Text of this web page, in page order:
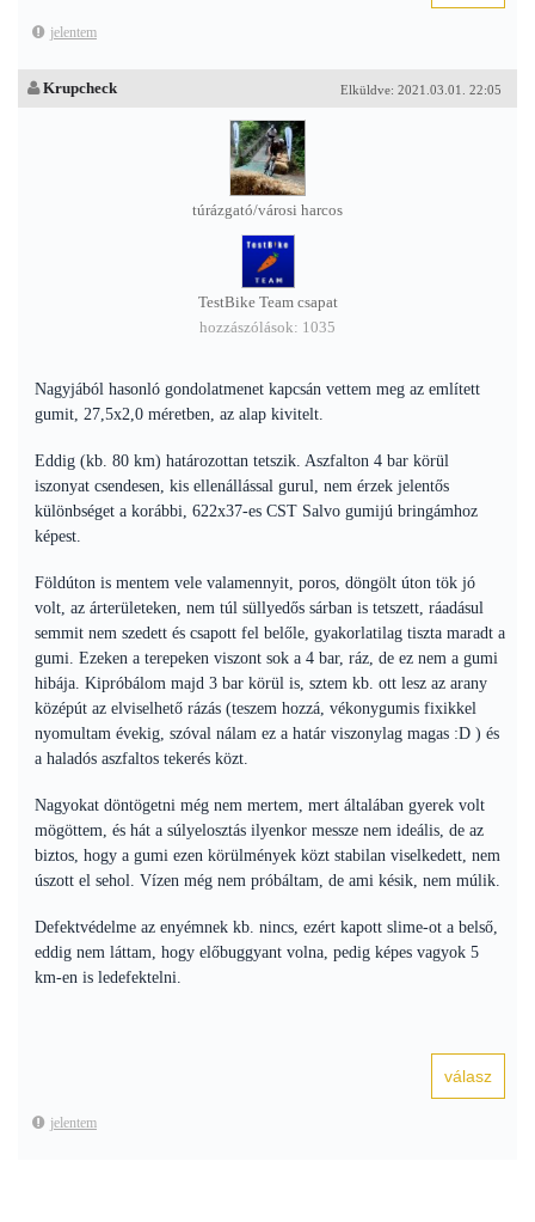
jelentem
Elküldve: 2021.03.01. 22:05
Krupcheck
túrázgató/városi harcos
TestBike Team csapat
hozzászólások: 1035
Nagyjából hasonló gondolatmenet kapcsán vettem meg az említett
gumit, 27,5x2,0 méretben, az alap kivitelt.
Eddig (kb. 80 km) határozottan tetszik. Aszfalton 4 bar körül
iszonyat csendesen, kis ellenállással gurul, nem érzek jelentős
különbséget a korábbi, 622x37-es CST Salvo gumijú bringámhoz
képest.
Földúton is mentem vele valamennyit, poros, döngölt úton tök jó
volt, az árterületeken, nem túl süllyedős sárban is tetszett, ráadásul
semmit nem szedett és csapott fel belőle, gyakorlatilag tiszta maradt a
gumi. Ezeken a terepeken viszont sok a 4 bar, ráz, de ez nem a gumi
hibája. Kipróbálom majd 3 bar körül is, sztem kb. ott lesz az arany
középút az elviselhető rázás (teszem hozzá, vékonygumis fixikkel
nyomultam évekig, szóval nálam ez a határ viszonylag magas :D ) és
a haladós aszfaltos tekerés közt.
Nagyokat döntögetni még nem mertem, mert általában gyerek volt
mögöttem, és hát a súlyelosztás ilyenkor messze nem ideális, de az
biztos, hogy a gumi ezen körülmények közt stabilan viselkedett, nem
úszott el sehol. Vízen még nem próbáltam, de ami késik, nem múlik.
Defektvédelme az enyémnek kb. nincs, ezért kapott slime-ot a belső,
eddig nem láttam, hogy előbuggyant volna, pedig képes vagyok 5
km-en is ledefektelni.
jelentem